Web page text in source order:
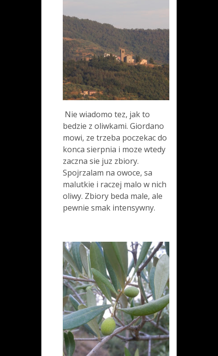
Nie wiadomo tez, jak to
bedzie z oliwkami. Giordano
mowi, ze trzeba poczekac do
konca sierpnia i moze wtedy
zaczna sie juz zbiory.
Spojrzalam na owoce, sa
malutkie i raczej malo w nich
oliwy. Zbiory beda male, ale
pewnie smak intensywny.